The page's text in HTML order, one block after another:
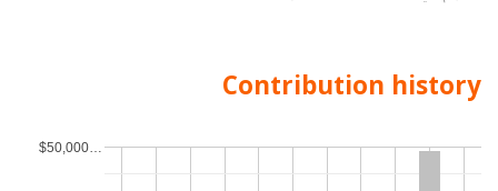
Contribution history
$50,000…